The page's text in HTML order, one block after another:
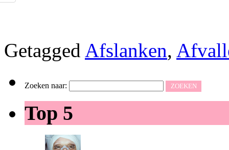
Getagged Afslanken,
Zoeken naar:
Top 5